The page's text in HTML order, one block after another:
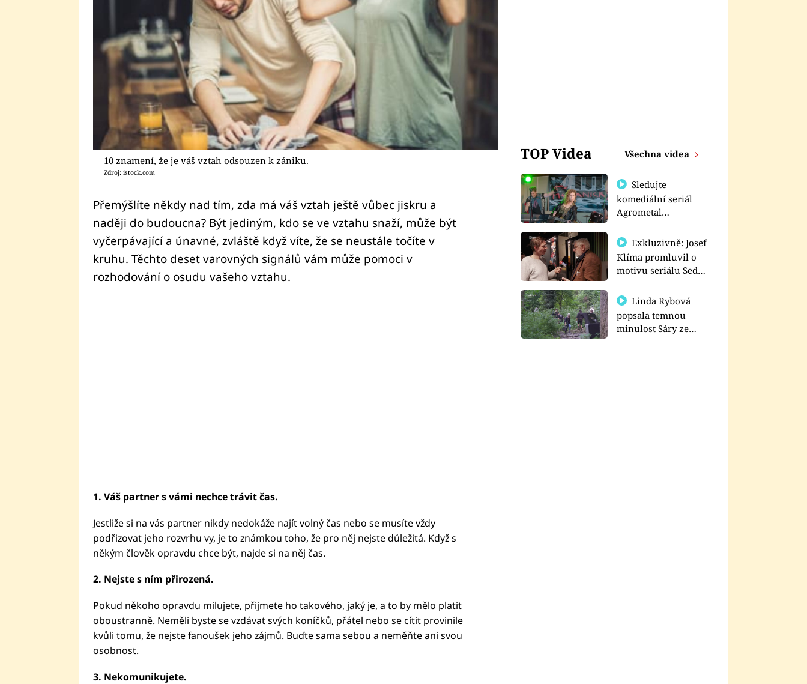
10 znamení, že je váš vztah odsouzen k zániku.
Zdroj: istock.com
Přemýšlíte někdy nad tím, zda má váš vztah ještě vůbec jiskru a
naději do budoucna? Být jediným, kdo se ve vztahu snaží, může být
vyčerpávající a únavné, zvláště když víte, že se neustále točíte v
kruhu. Těchto deset varovných signálů vám může pomoci v
rozhodování o osudu vašeho vztahu.
1. Váš partner s vámi nechce trávit čas.
Jestliže si na vás partner nikdy nedokáže najít volný čas nebo se musíte vždy
podřizovat jeho rozvrhu vy, je to známkou toho, že pro něj nejste důležitá. Když s
někým člověk opravdu chce být, najde si na něj čas.
2. Nejste s ním přirozená.
Pokud někoho opravdu milujete, přijmete ho takového, jaký je, a to by mělo platit
oboustranně. Neměli byste se vzdávat svých koníčků, přátel nebo se cítit provinile
kvůli tomu, že nejste fanoušek jeho zájmů. Buďte sama sebou a neměňte ani svou
osobnost.
3. Nekomunikujete.
TOP Videa Všechna videa
Sledujte
komediální seriál
Agrometal
prima+
Exkluzivně: Josef
Klíma promluvil o
motivu seriálu Sedm
Linda Rybová
popsala temnou
minulost Sáry ze